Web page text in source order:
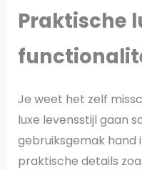
Praktische
Je weet het zelf
luxe levensstijl gaan
gebruiksgemak hand
praktische details